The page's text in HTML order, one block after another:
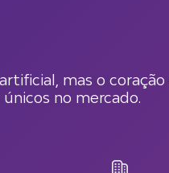
mas o coração
no mercado.